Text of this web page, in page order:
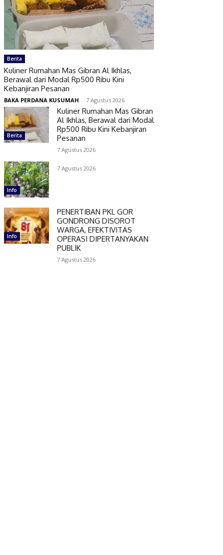
Berita
Kuliner Rumahan Mas Gibran Al Ikhlas,
Berawal dari Modal Rp500 Ribu Kini
Kebanjiran Pesanan
BAKA PERDANA KUSUMAH - 7 Agustus 2026
Berita
Kuliner Rumahan Mas Gibran
Al Ikhlas, Berawal dari Modal
Rp500 Ribu Kini Kebanjiran
Pesanan
7 Agustus 2026
Info
7 Agustus 2026
Info
PENERTIBAN PKL GOR
GONDRONG DISOROT
WARGA, EFEKTIVITAS
OPERASI DIPERTANYAKAN
PUBLIK
7 Agustus 2026